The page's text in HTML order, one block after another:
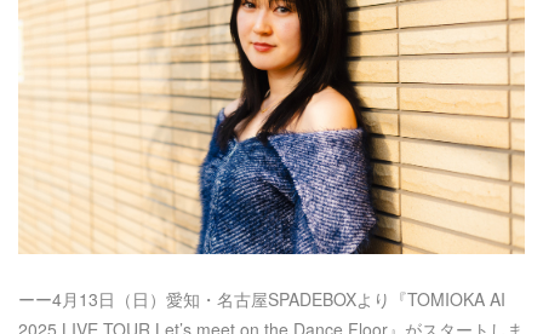
ーー4月13日（日）愛知・名古屋SPADEBOXより『TOMIOKA AI
2025 LIVE TOUR Let’s meet on the Dance Floor』がスタートしま